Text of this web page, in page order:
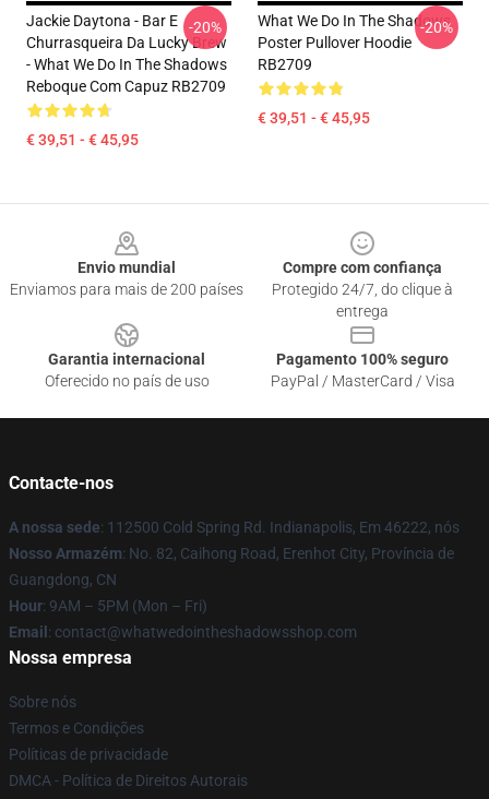
Jackie Daytona - Bar E
Churrasqueira Da Lucky Brew
- What We Do In The Shadows
Reboque Com Capuz RB2709
€ 39,51 - € 45,95
-20%
What We Do In The Shadows
Poster Pullover Hoodie
RB2709
€ 39,51 - € 45,95
-20%
Envio mundial
Enviamos para mais de 200 países
Compre com confiança
Protegido 24/7, do clique à
entrega
Garantia internacional
Oferecido no país de uso
Pagamento 100% seguro
PayPal / MasterCard / Visa
Contacte-nos
A nossa sede: 112500 Cold Spring Rd. Indianapolis, Em 46222, nós
Nosso Armazém: No. 82, Caihong Road, Erenhot City, Província de
Guangdong, CN
Hour: 9AM – 5PM (Mon – Fri)
Email : contact@whatwedointheshadowsshop.com
Nossa empresa
Sobre nós
Termos e Condições
Políticas de privacidade
DMCA - Política de Direitos Autorais